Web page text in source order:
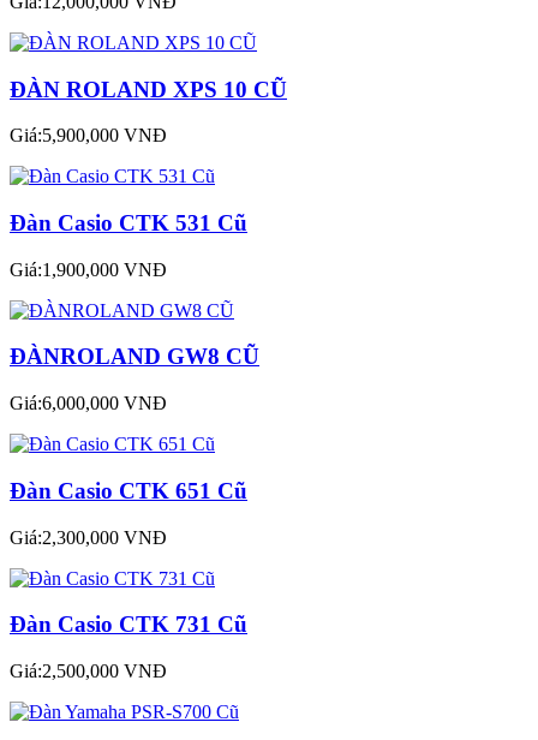
ĐÀN ROLAND XPS 10 CŨ
Giá:5,900,000 VNĐ
Đàn Casio CTK 531 Cũ
Giá:1,900,000 VNĐ
ĐÀNROLAND GW8 CŨ
Giá:6,000,000 VNĐ
Đàn Casio CTK 651 Cũ
Giá:2,300,000 VNĐ
Đàn Casio CTK 731 Cũ
Giá:2,500,000 VNĐ